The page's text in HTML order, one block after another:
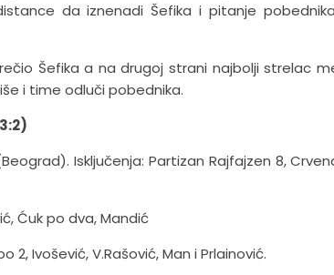
da iznenadi Šefika i pitanje
Šefika a na drugoj strani najbolji strelac
i time odluči pobednika.
Isključenja: Partizan Rajfajzen 8,
Ćuk po dva, Mandić
2, Ivošević, V.Rašović, Man i Prlainović.